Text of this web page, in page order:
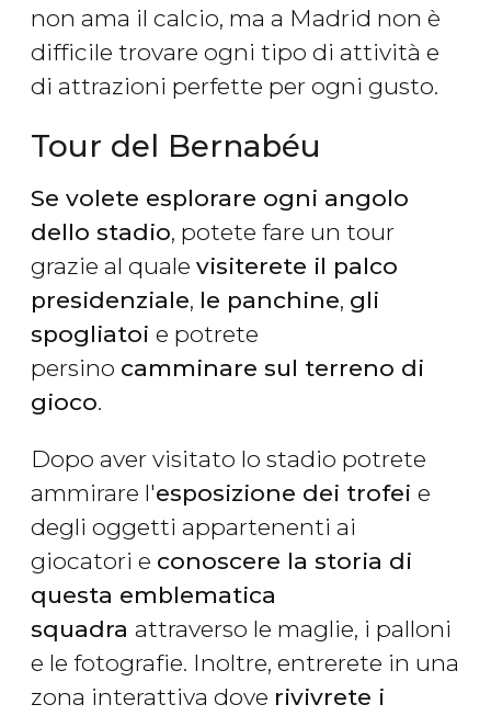
non ama il calcio, ma a Madrid non è
difficile trovare ogni tipo di attività e
di attrazioni perfette per ogni gusto.
Tour del Bernabéu
Se volete esplorare ogni angolo
dello stadio​, potete fare un tour
grazie al quale visiterete il palco
presidenziale, le panchine, gli
spogliatoi e potrete
persino camminare sul terreno di
gioco.
Dopo aver visitato lo stadio potrete
ammirare l'esposizione dei trofei e
degli oggetti appartenenti ai
giocatori e conoscere la storia di
questa emblematica
squadra attraverso le maglie, i palloni
e le fotografie. Inoltre, entrerete in una
zona interattiva dove rivivrete i